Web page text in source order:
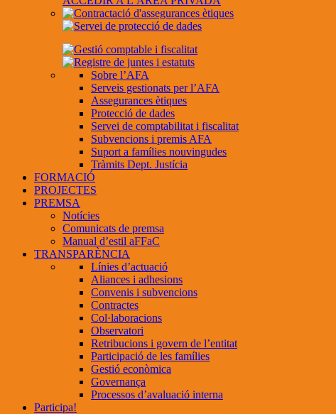
Sobre l’AFA
Serveis gestionats per l’AFA
Assegurances ètiques
Protecció de dades
Servei de comptabilitat i fiscalitat
Subvencions i premis AFA
Suport a famílies nouvingudes
Tràmits Dept. Justícia
FORMACIÓ
PROJECTES
PREMSA
Notícies
Comunicats de premsa
Manual d’estil aFFaC
TRANSPARÈNCIA
Línies d’actuació
Aliances i adhesions
Convenis i subvencions
Contractes
Col·laboracions
Observatori
Retribucions i govern de l’entitat
Participació de les famílies
Gestió econòmica
Governança
Processos d’avaluació interna
Participa!